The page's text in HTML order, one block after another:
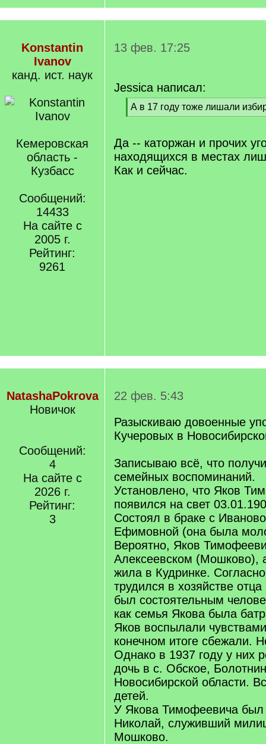
Konstantin
Ivanov
канд. ист. наук
Кемеровская
область -
Кузбасс
Сообщений:
14433
На сайте с
2005 г.
Рейтинг:
9261
13 фев. 17:25
Jessica написал:
[
q
А в 17 году тоже лишали
[
Да -- каторжан и прочих
находящихся в местах
Как и сейчас.
NatashaPokrova
Новичок
Сообщений:
4
На сайте с
2026 г.
Рейтинг:
3
22 фев. 5:43
Разыскиваю довоенные
Кучеровых в
Записываю всё, что
семейных воспоминаний.
Установлено, что Яков
появился на свет
Состоял в браке с
Ефимовной (она была
Вероятно, Яков
Алексеевском
жила в Кудринке.
трудился в хозяйстве
был состоятельным
как семья Якова была
Яков воспылали
конечном итоге сбежали.
Однако в 1937 году у них
дочь в с. Обское,
Новосибирской области.
детей.
У Якова Тимофеевича
Николай, служивший
Мошково.